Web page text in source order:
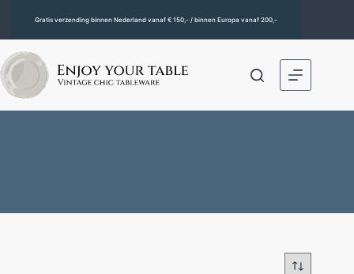
Gratis verzending binnen Nederland vanaf € 150,- / binnen Europa vanaf 200,-